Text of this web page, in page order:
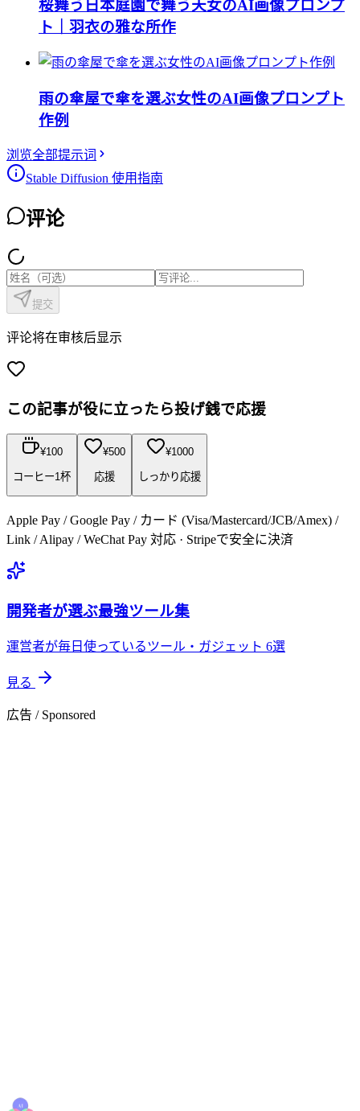
桜舞う日本庭園で舞う天女のAI画像プロンプ
ト｜羽衣の雅な所作
雨の傘屋で傘を選ぶ女性のAI画像プロンプト
作例
浏览全部提示词
Stable Diffusion 使用指南
评论
提交
评论将在审核后显示
この記事が役に立ったら投げ銭で応援
¥100
コーヒー1杯
¥500
応援
¥1000
しっかり応援
Apple Pay / Google Pay / カード (Visa/Mastercard/JCB/Amex) /
Link / Alipay / WeChat Pay 対応 · Stripeで安全に決済
開発者が選ぶ最強ツール集
運営者が毎日使っているツール・ガジェット 6選
見る
広告 / Sponsored